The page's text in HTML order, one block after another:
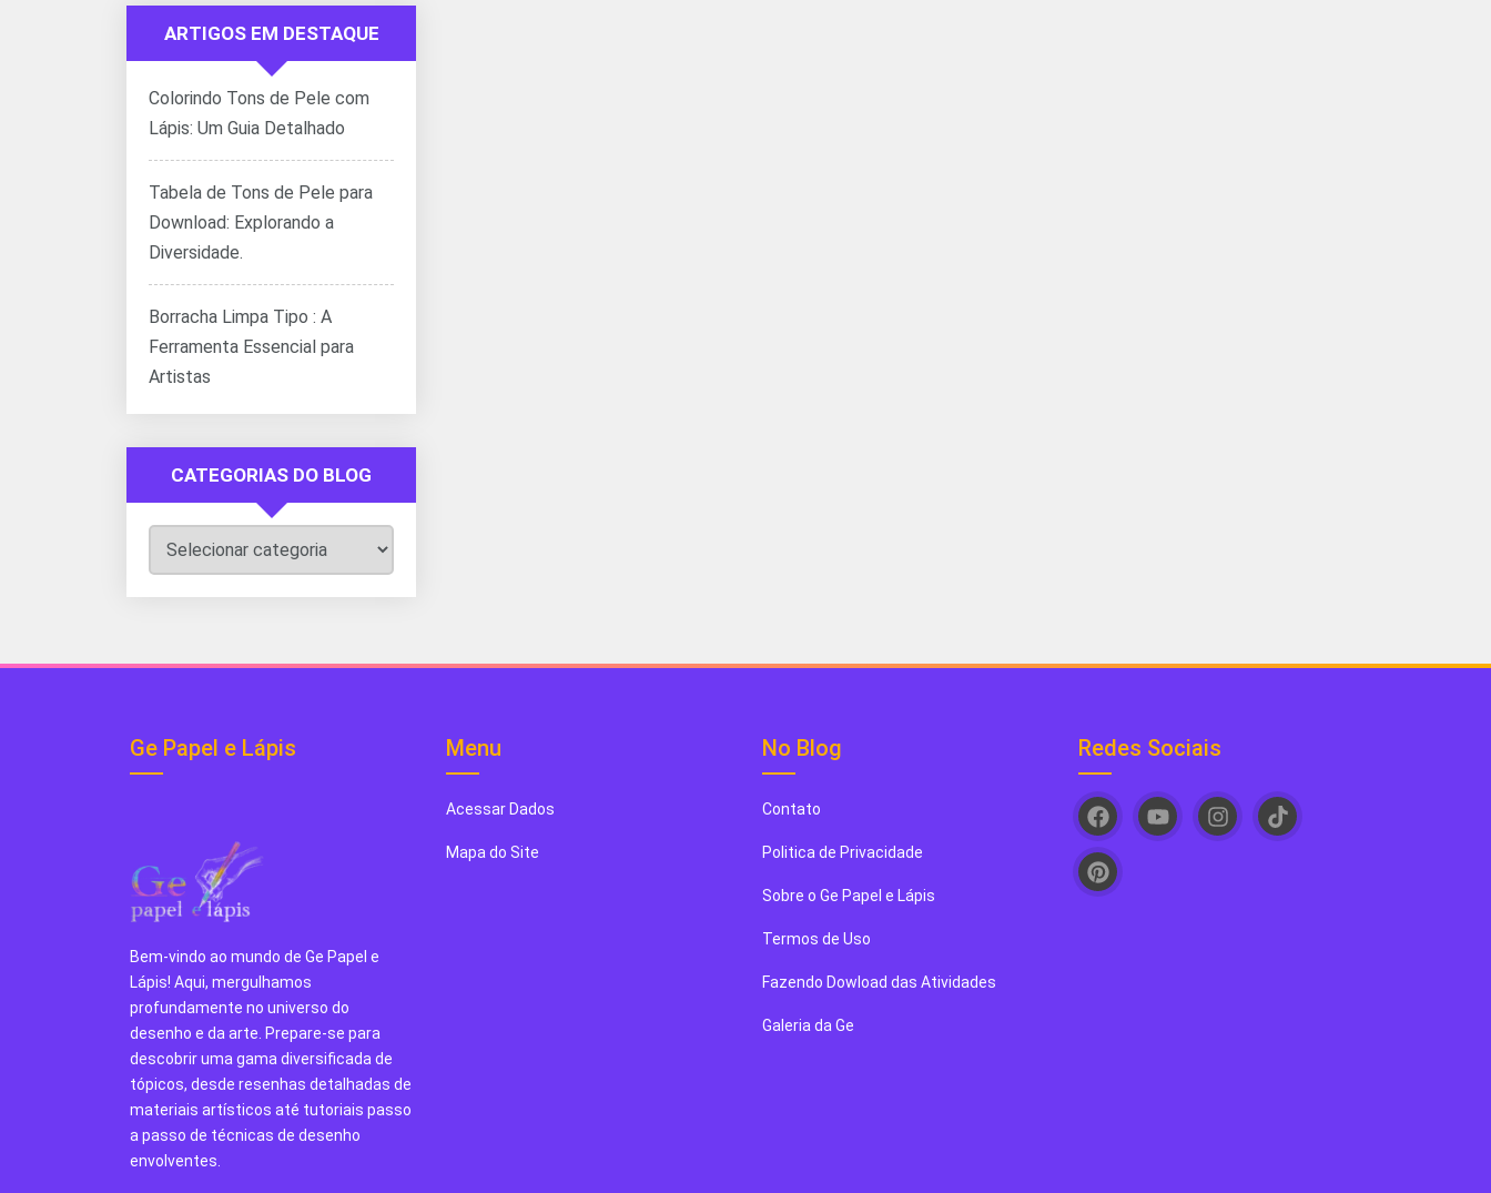
ARTIGOS EM DESTAQUE
Colorindo Tons de Pele com
Lápis: Um Guia Detalhado
Tabela de Tons de Pele para
Download: Explorando a
Diversidade.
Borracha Limpa Tipo : A
Ferramenta Essencial para
Artistas
CATEGORIAS DO BLOG
Categorias
do
Blog
Ge Papel e Lápis
Bem-vindo ao mundo de Ge Papel e
Lápis! Aqui, mergulhamos
profundamente no universo do
desenho e da arte. Prepare-se para
descobrir uma gama diversificada de
tópicos, desde resenhas detalhadas de
materiais artísticos até tutoriais passo
a passo de técnicas de desenho
envolventes.
Menu
Acessar Dados
Mapa do Site
No Blog
Contato
Politica de Privacidade
Sobre o Ge Papel e Lápis
Termos de Uso
Fazendo Dowload das Atividades
Galeria da Ge
Redes Sociais